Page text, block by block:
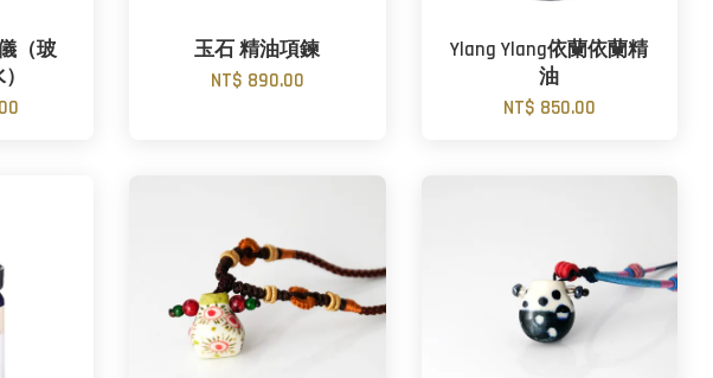
（玻
玉石 精油項鍊
NT$ 890.00
Ylang Ylang依蘭依蘭精
油
NT$ 850.00